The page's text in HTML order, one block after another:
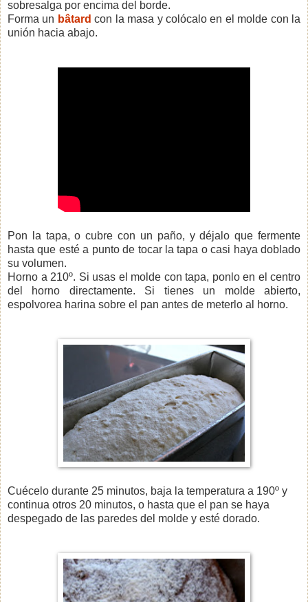
sobresalga por encima del borde.
Forma un bâtard con la masa y colócalo en el molde con la
unión hacia abajo.
Pon la tapa, o cubre con un paño, y déjalo que fermente
hasta que esté a punto de tocar la tapa o casi haya doblado
su volumen.
Horno a 210º. Si usas el molde con tapa, ponlo en el centro
del horno directamente. Si tienes un molde abierto,
espolvorea harina sobre el pan antes de meterlo al horno.
Cuécelo durante 25 minutos, baja la temperatura a 190º y
continua otros 20 minutos, o hasta que el pan se haya
despegado de las paredes del molde y esté dorado.